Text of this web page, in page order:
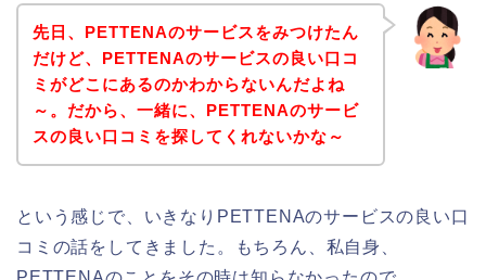
先日、PETTENAのサービスをみつけたん
だけど、PETTENAのサービスの良い口コ
ミがどこにあるのかわからないんだよね
～。だから、一緒に、PETTENAのサービ
スの良い口コミを探してくれないかな～
という感じで、いきなりPETTENAのサービスの良い口
コミの話をしてきました。もちろん、私自身、